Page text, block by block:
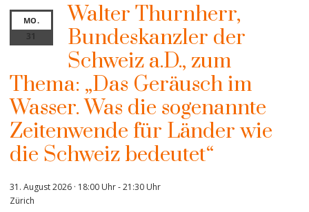
MO.
31
Walter Thurnherr,
Bundeskanzler der
Schweiz a.D., zum
Thema: „Das Geräusch im
Wasser. Was die sogenannte
Zeitenwende für Länder wie
die Schweiz bedeutet“
31. August 2026 · 18:00 Uhr-21:30 Uhr
Zürich